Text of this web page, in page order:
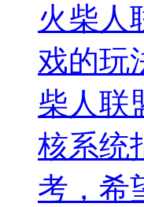
火柴人
戏的玩
柴人联
核系统
考，希